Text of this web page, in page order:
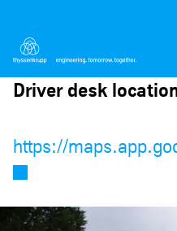
Driver desk
https://